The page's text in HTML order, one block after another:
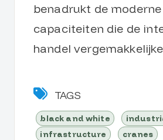
benadrukt de
capaciteiten die de
handel
TAGS
black and white
infrastructure
cranes